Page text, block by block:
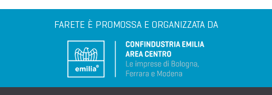
FARETE È PROMOSSA E ORGANIZZATA DA